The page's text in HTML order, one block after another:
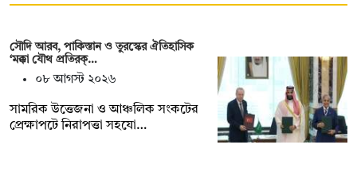
সৌদি আরব, পাকিস্তান ও তুরস্কের ঐতিহাসিক
‘মক্কা যৌথ প্রতিরক্…
০৮ আগস্ট ২০২৬
সামরিক উত্তেজনা ও আঞ্চলিক সংকটের
প্রেক্ষাপটে নিরাপত্তা সহযো…